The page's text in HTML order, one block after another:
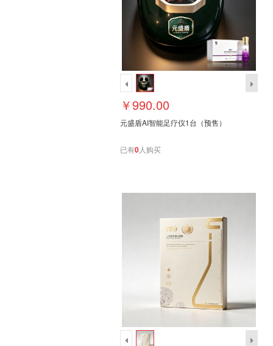
￥990.00
元盛盾AI智能足疗仪1台（预售）
已有0人购买